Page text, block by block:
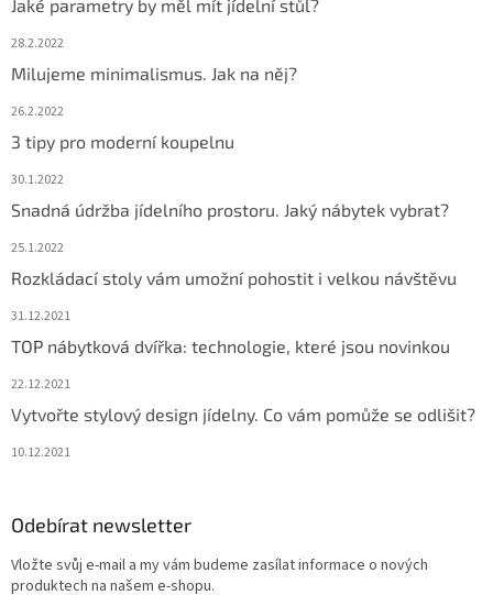
Jaké parametry by měl mít jídelní stůl?
28.2.2022
Milujeme minimalismus. Jak na něj?
26.2.2022
3 tipy pro moderní koupelnu
30.1.2022
Snadná údržba jídelního prostoru. Jaký nábytek vybrat?
25.1.2022
Rozkládací stoly vám umožní pohostit i velkou návštěvu
31.12.2021
TOP nábytková dvířka: technologie, které jsou novinkou
22.12.2021
Vytvořte stylový design jídelny. Co vám pomůže se odlišit?
10.12.2021
Odebírat newsletter
Vložte svůj e-mail a my vám budeme zasílat informace o nových
produktech na našem e-shopu.